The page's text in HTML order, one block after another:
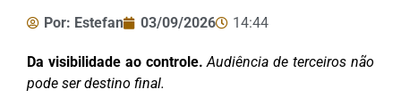
Por: Estefan 03/09/2026 14:44
Da visibilidade ao controle.Audiência de terceiros não
pode ser destino final.